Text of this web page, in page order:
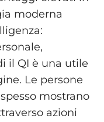
moderna
il QI è una utile
Le persone
mostrano
azioni